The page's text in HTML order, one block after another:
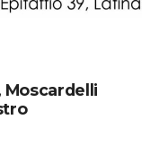
Moscardelli